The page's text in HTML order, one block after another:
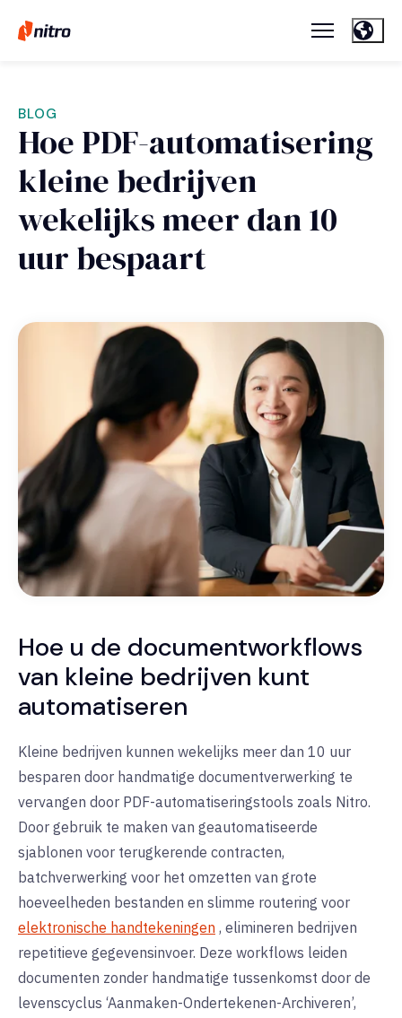
BLOG
Hoe PDF-automatisering
kleine bedrijven
wekelijks meer dan 10
uur bespaart
Hoe u de documentworkflows
van kleine bedrijven kunt
automatiseren
Kleine bedrijven kunnen wekelijks meer dan 10 uur
besparen door handmatige documentverwerking te
vervangen door PDF-automatiseringstools zoals Nitro.
Door gebruik te maken van geautomatiseerde
sjablonen voor terugkerende contracten,
batchverwerking voor het omzetten van grote
hoeveelheden bestanden en slimme routering voor
elektronische handtekeningen , elimineren bedrijven
repetitieve gegevensinvoer. Deze workflows leiden
documenten zonder handmatige tussenkomst door de
levenscyclus ‘Aanmaken-Ondertekenen-Archiveren’,